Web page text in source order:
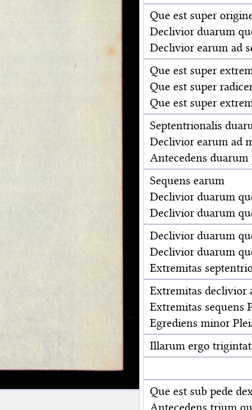
Que est super
Declivior duarum
Declivior earum ad
Que est super
Que est super
Que est super
Septentrionalis
Declivior earum ad
Antecedens
Sequens earum
Declivior duarum
Declivior duarum
Declivior duarum
Declivior duarum
Extremitas
Extremitas declivior
Extremitas sequens
Egrediens minor
Illarum ergo
Que est sub pede
Antecedens trium